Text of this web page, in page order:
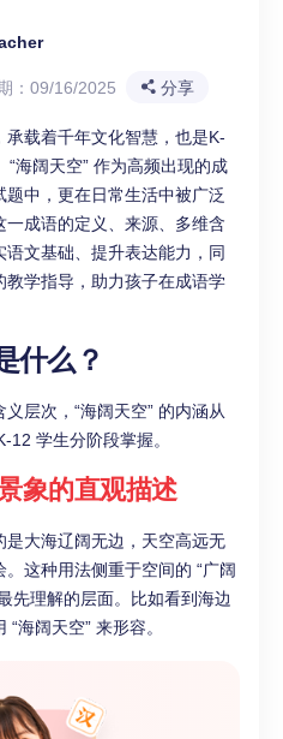
：09/16/2025 分享
承载着千年文化智慧，也是K-
海阔天空” 作为高频出现的成
中，更在日常生活中被广泛
一成语的定义、来源、多维含
文基础、提升表达能力，同
学指导，助力孩子在成语学
什么？
层次，“海阔天空” 的内涵从
12 学生分阶段掌握。
象的直观描述
是大海辽阔无边，天空高远无
这种用法侧重于空间的 “广阔
先理解的层面。比如看到海边
海阔天空” 来形容。